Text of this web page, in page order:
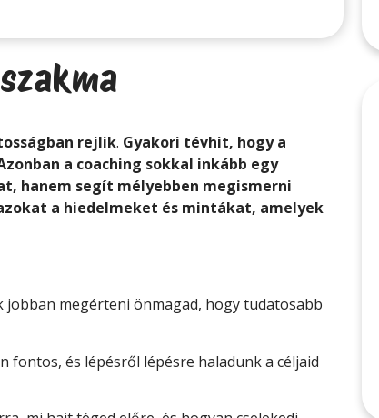
rejlik. Gyakori tévhit, hogy a
a coaching sokkal inkább egy
hanem segít mélyebben megismerni
a hiedelmeket és mintákat, amelyek
jobban megérteni önmagad, hogy tudatosabb
fontos, és lépésről lépésre haladunk a céljaid